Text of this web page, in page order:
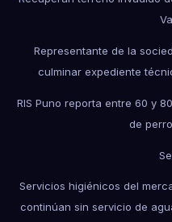
Representante de la
culminar expediente
RIS Puno reporta entre 60 y
de
Servicios higiénicos del
continúan sin servicio de